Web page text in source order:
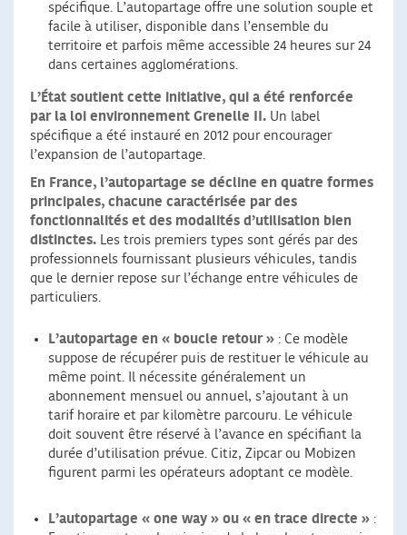
spécifique. L’autopartage offre une solution souple et
facile à utiliser, disponible dans l’ensemble du
territoire et parfois même accessible 24 heures sur 24
dans certaines agglomérations.
L’État soutient cette initiative, qui a été renforcée
par la loi environnement Grenelle II. Un label
spécifique a été instauré en 2012 pour encourager
l’expansion de l’autopartage.
En France, l’autopartage se décline en quatre formes
principales, chacune caractérisée par des
fonctionnalités et des modalités d’utilisation bien
distinctes. Les trois premiers types sont gérés par des
professionnels fournissant plusieurs véhicules, tandis
que le dernier repose sur l’échange entre véhicules de
particuliers.
L’autopartage en « boucle retour » : Ce modèle
suppose de récupérer puis de restituer le véhicule au
même point. Il nécessite généralement un
abonnement mensuel ou annuel, s’ajoutant à un
tarif horaire et par kilomètre parcouru. Le véhicule
doit souvent être réservé à l’avance en spécifiant la
durée d’utilisation prévue. Citiz, Zipcar ou Mobizen
figurent parmi les opérateurs adoptant ce modèle.
L’autopartage « one way » ou « en trace directe » :